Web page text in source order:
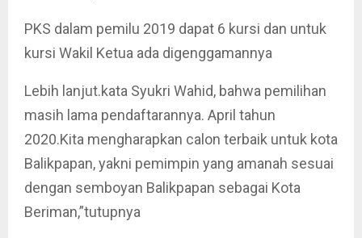
PKS dalam pemilu 2019 dapat 6 kursi dan untuk
kursi Wakil Ketua ada digenggamannya
Lebih lanjut.kata Syukri Wahid, bahwa pemilihan
masih lama pendaftarannya. April tahun
2020.Kita mengharapkan calon terbaik untuk kota
Balikpapan, yakni pemimpin yang amanah sesuai
dengan semboyan Balikpapan sebagai Kota
Beriman,”tutupnya